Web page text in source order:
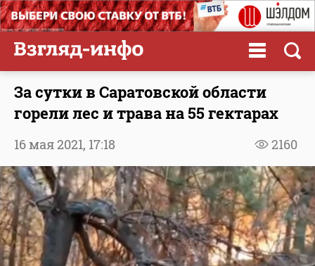
За сутки в Саратовской области
горели лес и трава на 55 гектарах
2160
16 мая 2021, 17:18